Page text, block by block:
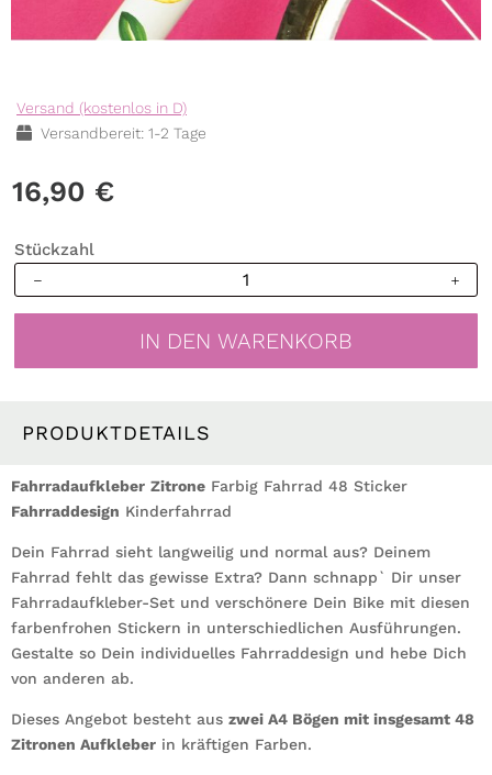
Versand (kostenlos in D)
Versandbereit: 1-2 Tage
16,90 €
Stückzahl
Zitrone
Fahrraddesign
Geschenk
Menge
IN DEN WARENKORB
PRODUKTDETAILS
Fahrradaufkleber Zitrone Farbig Fahrrad 48 Sticker
Fahrraddesign Kinderfahrrad
Dein Fahrrad sieht langweilig und normal aus? Deinem
Fahrrad fehlt das gewisse Extra? Dann schnapp` Dir unser
Fahrradaufkleber-Set und verschönere Dein Bike mit diesen
farbenfrohen Stickern in unterschiedlichen Ausführungen.
Gestalte so Dein individuelles Fahrraddesign und hebe Dich
von anderen ab.
Dieses Angebot besteht aus zwei A4 Bögen mit insgesamt 48
Zitronen Aufkleber in kräftigen Farben.